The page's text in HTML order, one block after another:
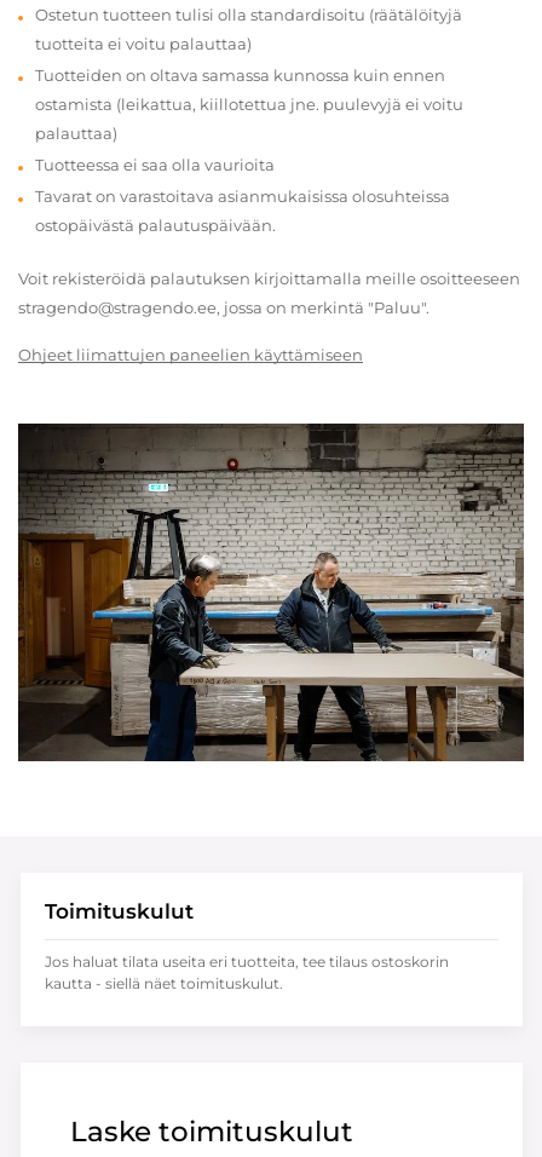
Ostetun tuotteen tulisi olla standardisoitu (räätälöityjä
tuotteita ei voitu palauttaa)
Tuotteiden on oltava samassa kunnossa kuin ennen
ostamista (leikattua, kiillotettua jne. puulevyjä ei voitu
palauttaa)
Tuotteessa ei saa olla vaurioita
Tavarat on varastoitava asianmukaisissa olosuhteissa
ostopäivästä palautuspäivään.
Voit rekisteröidä palautuksen kirjoittamalla meille osoitteeseen
stragendo@stragendo.ee, jossa on merkintä "Paluu".
Ohjeet liimattujen paneelien käyttämiseen
Laske toimituskulut
Toimituskulut
Jos haluat tilata useita eri tuotteita, tee tilaus ostoskorin
kautta - siellä näet toimituskulut.